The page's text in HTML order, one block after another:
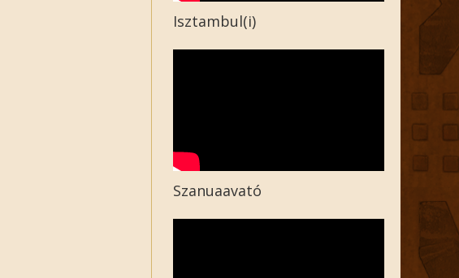
Isztambul(i)
Szanuaavató